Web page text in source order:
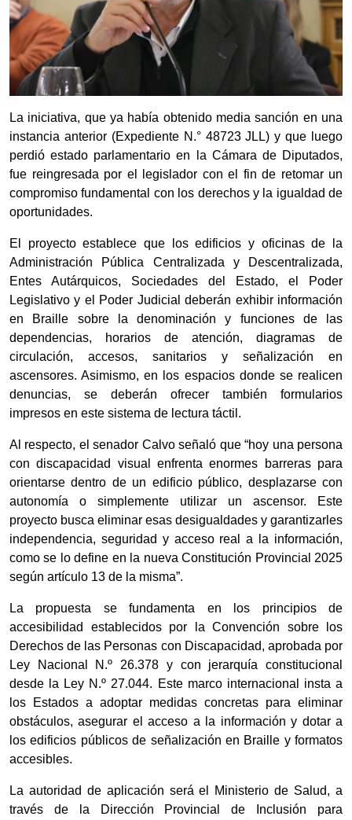
La iniciativa, que ya había obtenido media sanción en una
instancia anterior (Expediente N.° 48723 JLL) y que luego
perdió estado parlamentario en la Cámara de Diputados,
fue reingresada por el legislador con el fin de retomar un
compromiso fundamental con los derechos y la igualdad de
oportunidades.
El proyecto establece que los edificios y oficinas de la
Administración Pública Centralizada y Descentralizada,
Entes Autárquicos, Sociedades del Estado, el Poder
Legislativo y el Poder Judicial deberán exhibir información
en Braille sobre la denominación y funciones de las
dependencias, horarios de atención, diagramas de
circulación, accesos, sanitarios y señalización en
ascensores. Asimismo, en los espacios donde se realicen
denuncias, se deberán ofrecer también formularios
impresos en este sistema de lectura táctil.
Al respecto, el senador Calvo señaló que “hoy una persona
con discapacidad visual enfrenta enormes barreras para
orientarse dentro de un edificio público, desplazarse con
autonomía o simplemente utilizar un ascensor. Este
proyecto busca eliminar esas desigualdades y garantizarles
independencia, seguridad y acceso real a la información,
como se lo define en la nueva Constitución Provincial 2025
según artículo 13 de la misma”.
La propuesta se fundamenta en los principios de
accesibilidad establecidos por la Convención sobre los
Derechos de las Personas con Discapacidad, aprobada por
Ley Nacional N.º 26.378 y con jerarquía constitucional
desde la Ley N.º 27.044. Este marco internacional insta a
los Estados a adoptar medidas concretas para eliminar
obstáculos, asegurar el acceso a la información y dotar a
los edificios públicos de señalización en Braille y formatos
accesibles.
La autoridad de aplicación será el Ministerio de Salud, a
través de la Dirección Provincial de Inclusión para